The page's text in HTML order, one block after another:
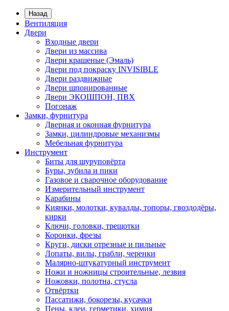
Назад
Вентиляция
Двери
Входные двери
Двери из массива
Двери крашеные (Эмаль)
Двери под покраску INVISIBLE
Двери раздвижные
Двери шпонированные
Двери ЭКОШПОН, ПВХ
Погонаж
Замки, фурнитура
Дверная и оконная фурнитура
Замки, цилиндровые механизмы
Мебельная фурнитура
Инструмент
Биты для шуруповёрта
Буры, зубила и пики
Газовое и сварочное оборудование
Измерительный инструмент
Карабины
Киянки, молотки, кувалды, топоры, гвоздодёры,
кирки
Ключи, головки, трещотки
Коронки, фрезы
Круги, диски отрезные и пильные
Лопаты, вилы, грабли, черенки
Малярно-штукатурный инструмент
Ножи и ножницы строительные, лезвия
Ножовки, полотна, стусла
Отвёртки
Пассатижи, бокорезы, кусачки
Пены, клеи, герметики, химия